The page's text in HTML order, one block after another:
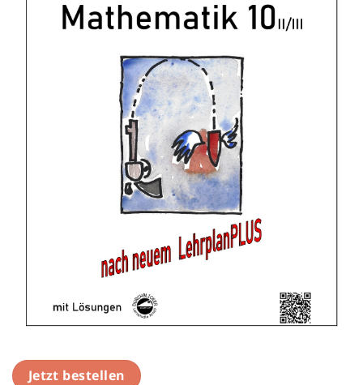
Jetzt bestellen